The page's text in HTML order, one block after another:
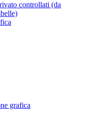
controllati (da
grafica